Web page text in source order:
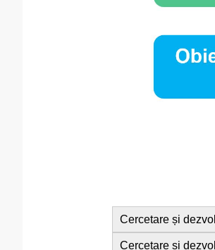
Cercetare și
Cercetare și